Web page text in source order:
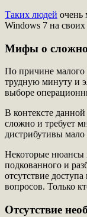
Таких людей очень
Windows 7 на
Мифы о
По причине малого
трудную минуту и
выборе
В контексте
сложно и требует
дистрибутивы
Некоторые нюансы
подкованного и
отсутствие
вопросов. Только
Отсутствие